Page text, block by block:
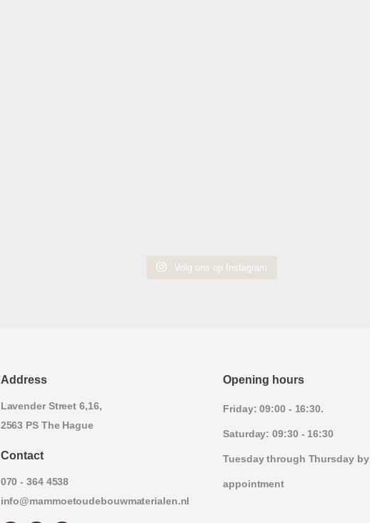
Volg ons op Instagram
Address
Lavender Street 6,16,
2563 PS The Hague
Contact
070 - 364 4538
info@mammoetoudebouwmaterialen.nl
Opening hours
Friday: 09:00 - 16:30.
Saturday: 09:30 - 16:30
Tuesday through Thursday by
appointment